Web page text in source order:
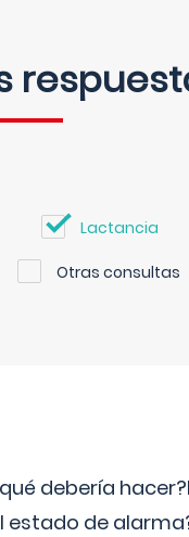
Lactancia
Otras consultas
debería
de